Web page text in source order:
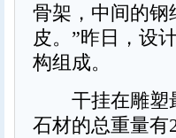
骨架，中间的
皮。”昨日，设
构组成。
干挂在雕塑最
石材的总重量有